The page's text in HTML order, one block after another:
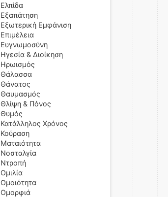
Ελπίδα
Εξαπάτηση
Εξωτερική Εμφάνιση
Επιμέλεια
Ευγνωμοσύνη
Ηγεσία & Διοίκηση
Ηρωισμός
Θάλασσα
Θάνατος
Θαυμασμός
Θλίψη & Πόνος
Θυμός
Κατάλληλος Χρόνος
Κούραση
Ματαιότητα
Νοσταλγία
Ντροπή
Ομιλία
Ομοιότητα
Ομορφιά